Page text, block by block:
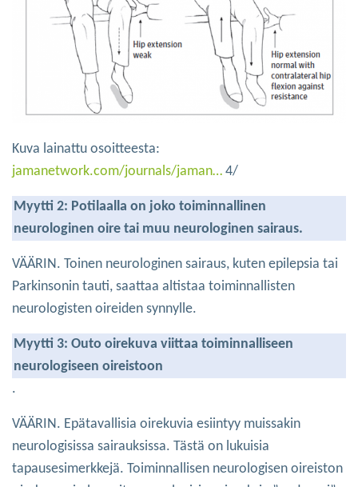
Kuva lainattu osoitteesta:
jamanetwork.com/journals/jaman… 4/
Myytti 2: Potilaalla on joko toiminnallinen
neurologinen oire tai muu neurologinen sairaus.
VÄÄRIN. Toinen neurologinen sairaus, kuten epilepsia tai
Parkinsonin tauti, saattaa altistaa toiminnallisten
neurologisten oireiden synnylle.
Myytti 3: Outo oirekuva viittaa toiminnalliseen
neurologiseen oireistoon
.
VÄÄRIN. Epätavallisia oirekuvia esiintyy muissakin
neurologisissa sairauksissa. Tästä on lukuisia
tapausesimerkkejä. Toiminnallisen neurologisen oireiston